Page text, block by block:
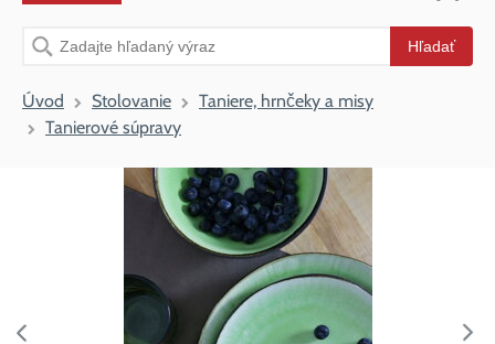
Vyhľadávanie Hľadať
Úvod Stolovanie
Taniere, hrnčeky a misy
Tanierové súpravy